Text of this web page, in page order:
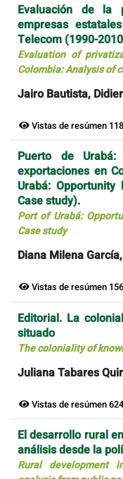
Evaluación de la
empresas
Telecom (1990-
Evaluation of
Colombia: Analysis of
Jairo Bautista,
Vistas de resúmen
Puerto de
exportaciones en
Urabá:
Case study).
Port of Urabá:
Case study
Diana Milena
Vistas de resúmen
Editorial. La
situado
The coloniality of
Juliana Tabares
Vistas de resúmen
El desarrollo rural
análisis desde la
Rural development